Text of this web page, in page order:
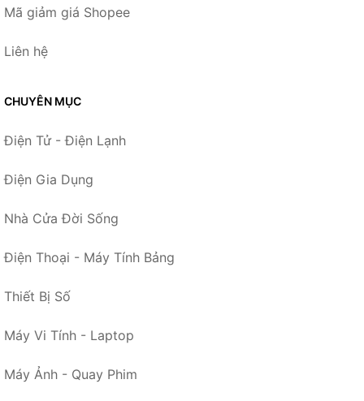
Mã giảm giá Shopee
Liên hệ
CHUYÊN MỤC
Điện Tử - Điện Lạnh
Điện Gia Dụng
Nhà Cửa Đời Sống
Điện Thoại - Máy Tính Bảng
Thiết Bị Số
Máy Vi Tính - Laptop
Máy Ảnh - Quay Phim